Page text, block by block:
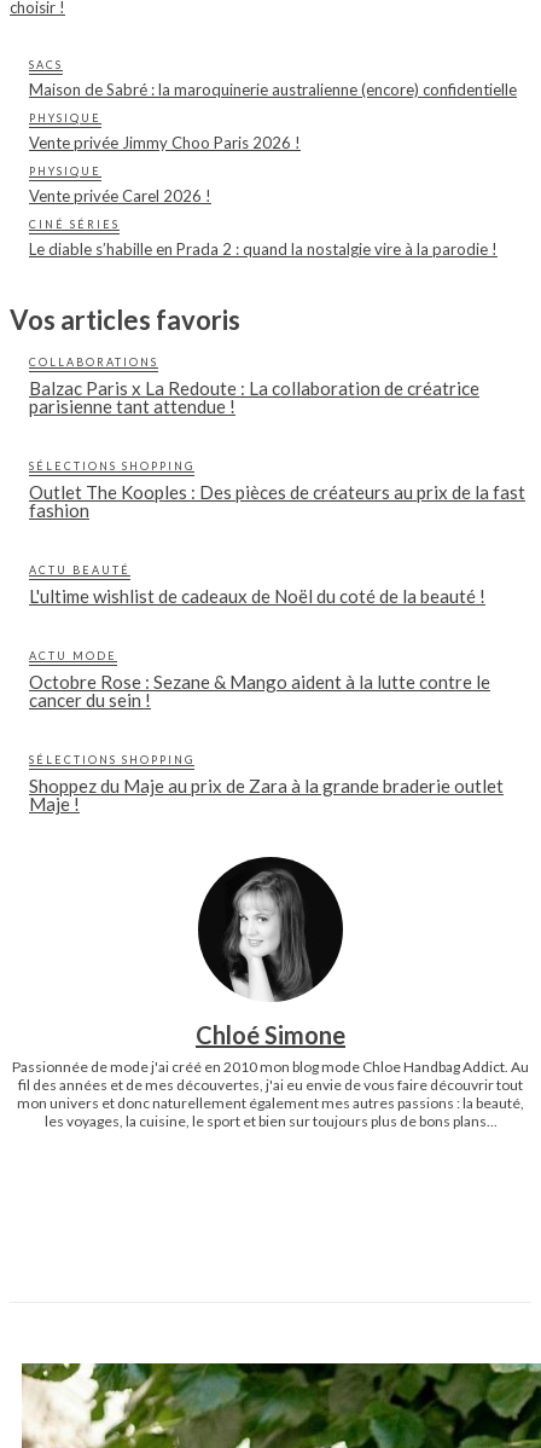
choisir !
SACS
Maison de Sabré : la maroquinerie australienne (encore) confidentielle
PHYSIQUE
Vente privée Jimmy Choo Paris 2026 !
PHYSIQUE
Vente privée Carel 2026 !
CINÉ SÉRIES
Le diable s’habille en Prada 2 : quand la nostalgie vire à la parodie !
Vos articles favoris
COLLABORATIONS
Balzac Paris x La Redoute : La collaboration de créatrice
parisienne tant attendue !
SÉLECTIONS SHOPPING
Outlet The Kooples : Des pièces de créateurs au prix de la fast
fashion
ACTU BEAUTÉ
L'ultime wishlist de cadeaux de Noël du coté de la beauté !
ACTU MODE
Octobre Rose : Sezane & Mango aident à la lutte contre le
cancer du sein !
SÉLECTIONS SHOPPING
Shoppez du Maje au prix de Zara à la grande braderie outlet
Maje !
Chloé Simone
Passionnée de mode j'ai créé en 2010 mon blog mode Chloe Handbag Addict. Au
fil des années et de mes découvertes, j'ai eu envie de vous faire découvrir tout
mon univers et donc naturellement également mes autres passions : la beauté,
les voyages, la cuisine, le sport et bien sur toujours plus de bons plans...